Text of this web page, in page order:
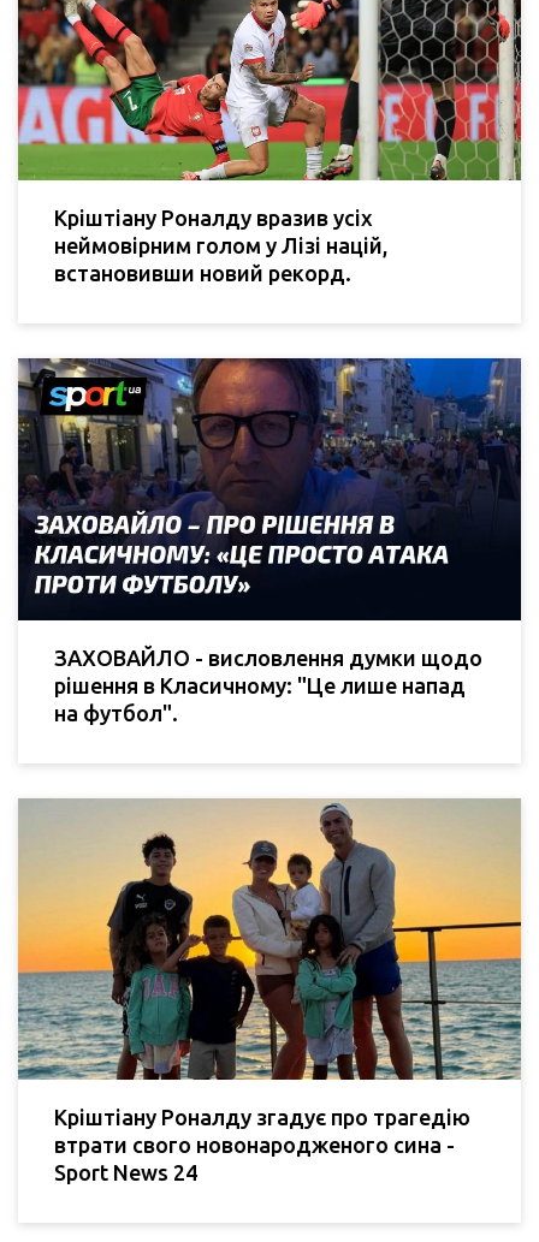
Кріштіану Роналду вразив усіх
неймовірним голом у Лізі націй,
встановивши новий рекорд.
ЗАХОВАЙЛО - висловлення думки щодо
рішення в Класичному: "Це лише напад
на футбол".
Кріштіану Роналду згадує про трагедію
втрати свого новонародженого сина -
Sport News 24